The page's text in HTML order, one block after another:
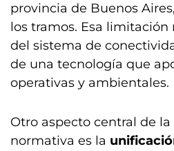
provincia de Buenos
los tramos. Esa
del sistema de
de una tecnología que
operativas y ambientales.
Otro aspecto central de
normativa es la